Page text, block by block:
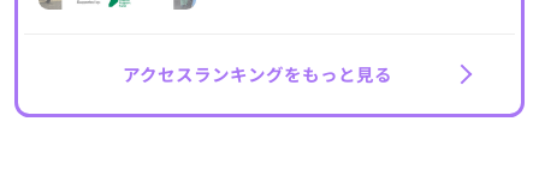
アクセスランキングをもっと見る